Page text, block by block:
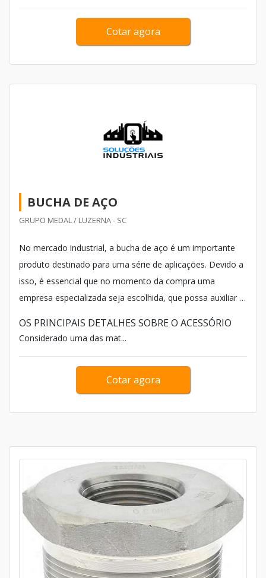
Cotar agora
BUCHA DE AÇO
GRUPO MEDAL / LUZERNA - SC
No mercado industrial, a bucha de aço é um importante
produto destinado para uma série de aplicações. Devido a
isso, é essencial que no momento da compra uma
empresa especializada seja escolhida, que possa auxiliar o
cliente durante toda a compra e no pós-venda, a fim de
OS PRINCIPAIS DETALHES SOBRE O ACESSÓRIO
Considerado uma das mat...
Cotar agora